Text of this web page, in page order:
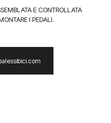
E CONTROLLATA
I PEDALI.